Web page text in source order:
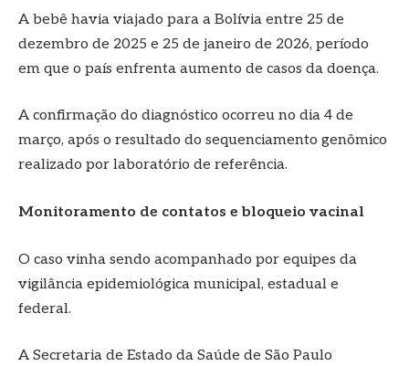
A bebê havia viajado para a Bolívia entre 25 de
dezembro de 2025 e 25 de janeiro de 2026, período
em que o país enfrenta aumento de casos da doença.
A confirmação do diagnóstico ocorreu no dia 4 de
março, após o resultado do sequenciamento genômico
realizado por laboratório de referência.
Monitoramento de contatos e bloqueio vacinal
O caso vinha sendo acompanhado por equipes da
vigilância epidemiológica municipal, estadual e
federal.
A Secretaria de Estado da Saúde de São Paulo